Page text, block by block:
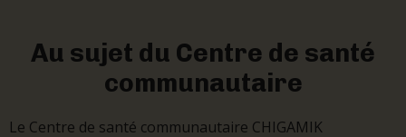
Au sujet du Centre de santé
communautaire
Le Centre de santé communautaire CHIGAMIK